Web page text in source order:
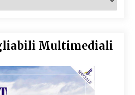
Multimediali